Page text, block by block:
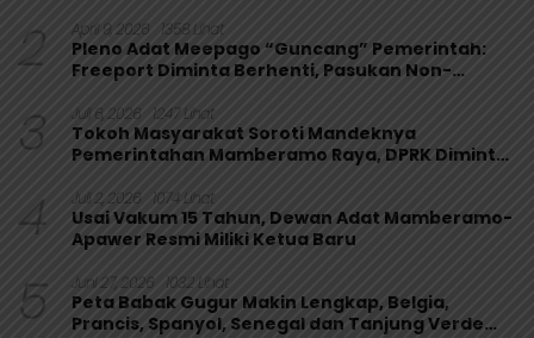
2 April 9, 2026 1358 Lihat
Pleno Adat Meepago “Guncang” Pemerintah:
Freeport Diminta Berhenti, Pasukan Non-
3 Juli 6, 2026 1247 Lihat
Tokoh Masyarakat Soroti Mandeknya
Pemerintahan Mamberamo Raya, DPRK Diminta
4 Juli 2, 2026 1074 Lihat
Usai Vakum 15 Tahun, Dewan Adat Mamberamo-
Apawer Resmi Miliki Ketua Baru
5 Juni 27, 2026 1032 Lihat
Peta Babak Gugur Makin Lengkap, Belgia,
Prancis, Spanyol, Senegal dan Tanjung Verde